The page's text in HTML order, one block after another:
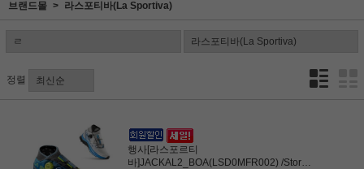
브랜드몰 라스포티바(La Sportiva)
정렬
행사[라스포르티
바]JACKAL2_BOA(LSD0MFR002) /Storm